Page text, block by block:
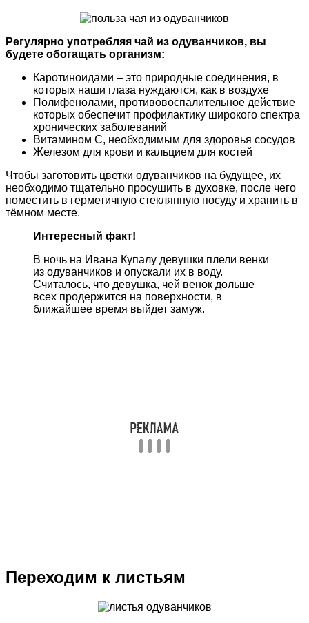
Регулярно употребляя чай из одуванчиков, вы
будете обогащать организм:
Каротиноидами – это природные соединения, в
которых наши глаза нуждаются, как в воздухе
Полифенолами, противовоспалительное действие
которых обеспечит профилактику широкого спектра
хронических заболеваний
Витамином С, необходимым для здоровья сосудов
Железом для крови и кальцием для костей
Чтобы заготовить цветки одуванчиков на будущее, их
необходимо тщательно просушить в духовке, после чего
поместить в герметичную стеклянную посуду и хранить в
тёмном месте.
Интересный факт!
В ночь на Ивана Купалу девушки плели венки
из одуванчиков и опускали их в воду.
Считалось, что девушка, чей венок дольше
всех продержится на поверхности, в
ближайшее время выйдет замуж.
Переходим к листьям